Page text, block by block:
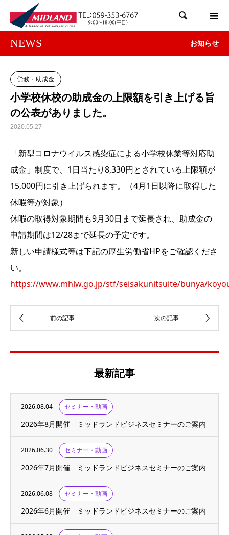

NEWS お知らせ
労務・助成金
小学校休校の助成金の上限額を引き上げる旨
の公表がありました。
2020.05.27
「新型コロナウイルス感染症による小学校休業等対応助
成金」制度で、1日当たり8,330円とされている上限額が
15,000円に引き上げられます。（4月1日以降に取得した
休暇等が対象）
休暇の取得対象期間も9月30日まで延長され、助成金の
申請期間は12/28まで延長の予定です。
新しい申請様式等は下記の厚生労働省HPをご確認くださ
い。
https://www.mhlw.go.jp/stf/seisakunitsuite/bunya/
最新記事
2026.08.04 セミナー・動画
2026年8月開催 ミッドランドビジネスセミナーのご案内
2026.06.30 セミナー・動画
2026年7月開催 ミッドランドビジネスセミナーのご案内
2026.06.08 セミナー・動画
2026年6月開催 ミッドランドビジネスセミナーのご案内